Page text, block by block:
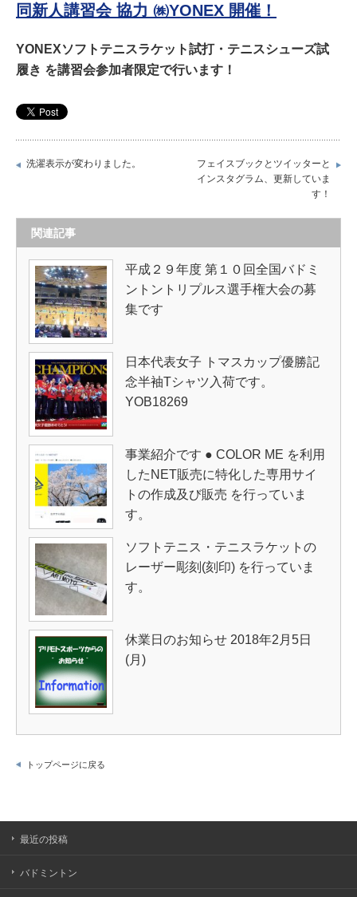
同新人講習会 協力 ㈱YONEX 開催！
YONEXソフトテニスラケット試打・テニスシューズ試
履き を講習会参加者限定で行います！
洗濯表示が変わりました。
フェイスブックとツイッターと
インスタグラム、更新していま
す！
関連記事
平成２９年度 第１０回全国バドミ
ントントリプルス選手権大会の募
集です
日本代表女子 トマスカップ優勝記
念半袖Tシャツ入荷です。
YOB18269
事業紹介です ● COLOR ME を利用
したNET販売に特化した専用サイ
トの作成及び販売 を行っていま
す。
ソフトテニス・テニスラケットの
レーザー彫刻(刻印) を行っていま
す。
休業日のお知らせ 2018年2月5日
(月)
トップページに戻る
最近の投稿
バドミントン